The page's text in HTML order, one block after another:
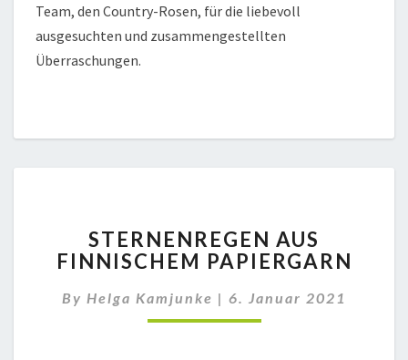
Team, den Country-Rosen, für die liebevoll
ausgesuchten und zusammengestellten
Überraschungen.
AUS
FINNISCHEM
STERNENREGEN AUS
FINNISCHEM PAPIERGARN
By Helga Kamjunke | 6. Januar 2021